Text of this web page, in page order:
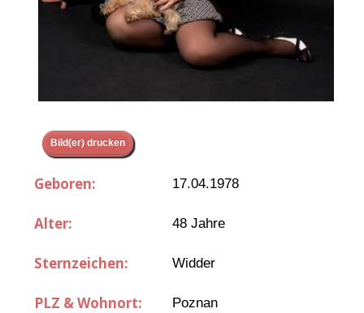
Bild(er) drucken
Geboren: 17.04.1978
Alter: 48 Jahre
Sternzeichen: Widder
PLZ & Wohnort: Poznan